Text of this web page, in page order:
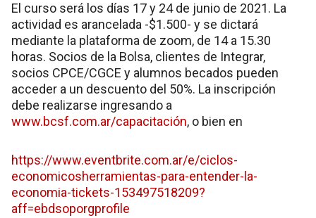
El curso será los días 17 y 24 de junio de 2021. La
actividad es arancelada -$1.500- y se dictará
mediante la plataforma de zoom, de 14 a 15.30
horas. Socios de la Bolsa, clientes de Integrar,
socios CPCE/CGCE y alumnos becados pueden
acceder a un descuento del 50%. La inscripción
debe realizarse ingresando a
www.bcsf.com.ar/capacitación, o bien en
https://www.eventbrite.com.ar/e/ciclos-
economicosherramientas-para-entender-la-
economia-tickets-153497518209?
aff=ebdsoporgprofile